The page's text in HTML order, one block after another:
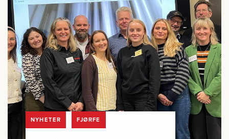
NYHETER FJØRFE